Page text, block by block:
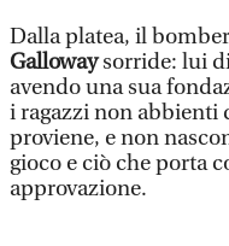
Dalla platea, il
Gallowaysorride: lui
avendo una sua
i ragazzi non abbienti
proviene, e non
gioco e ciò che porta
approvazione.